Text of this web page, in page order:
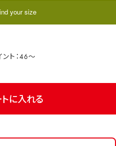
46
に入れる
your size